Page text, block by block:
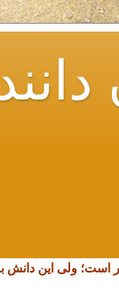
است؛ ولی این